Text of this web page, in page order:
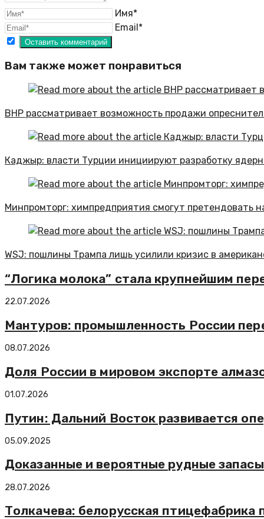
Имя*
Email*
Вам также может понравиться
BHP рассматривает возможность продажи
Каджыр: власти Турции инициируют разработку
Минпромторг: химпредприятия смогут претендовать
WSJ: пошлины Трампа лишь усилили кризис в
“Логика молока” стала крупнейшим
22.07.2026
Мантуров: промышленность России
08.07.2026
Доля России в мировом экспорте
01.07.2026
Путин: Дальний Восток развивается
05.09.2025
Доказанные и вероятные рудные
28.07.2026
Толкачева: белорусская птицефабрика